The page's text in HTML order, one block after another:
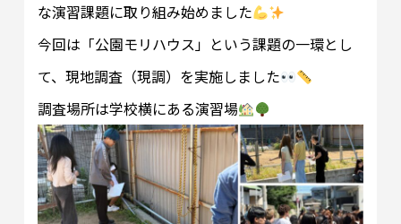
な演習課題に取り組み始めました
今回は「公園モリハウス」という課題の一環とし
て、現地調査（現調）を実施しました
調査場所は学校横にある演習場